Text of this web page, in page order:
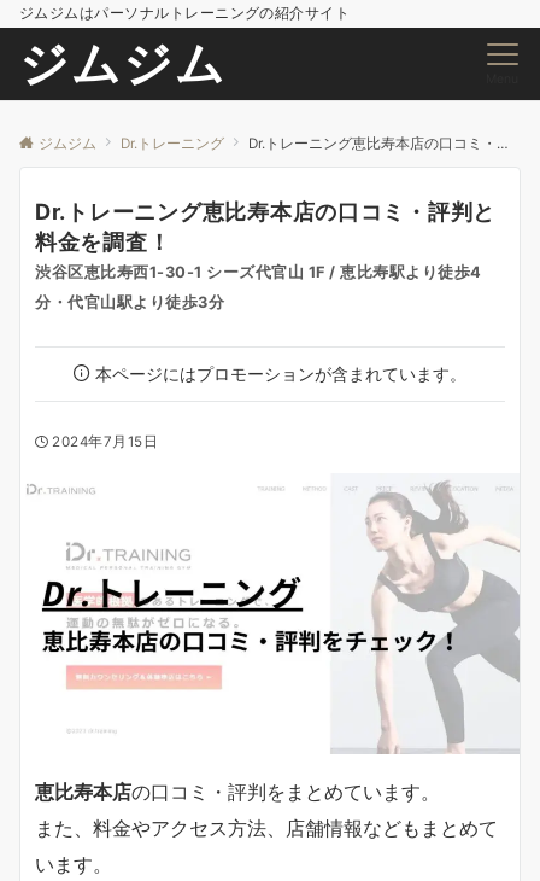
ジムジムはパーソナルトレーニングの紹介サイト
ジムジム
ジムジム Dr.トレーニング Dr.トレーニング恵比寿本店の口コミ・評判と料金を調査！
Dr.トレーニング恵比寿本店の口コミ・評判と
料金を調査！
渋谷区恵比寿西1-30-1 シーズ代官山 1F / 恵比寿駅より徒歩4
分・代官山駅より徒歩3分
本ページにはプロモーションが含まれています。
2024年7月15日
恵比寿本店の口コミ・評判をまとめています。
また、料金やアクセス方法、店舗情報などもまとめて
います。